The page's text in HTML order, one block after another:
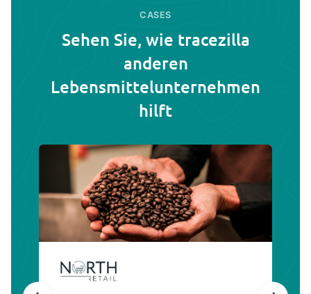
CASES
Sehen Sie, wie tracezilla
anderen
Lebensmittelunternehmen
hilft